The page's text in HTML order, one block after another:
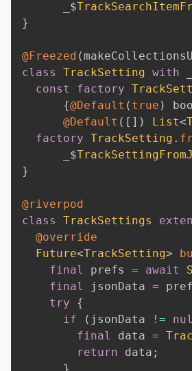
      _$
}
@Freezed (
class
TrackSetting with
const
factory
{@Default ( true )
@Default ( [ ] ) List<
factory TrackSetting .
      _$
}
@riverpod
class
TrackSettings
@override
Future<TrackSetting>
final
prefs = await
final
jsonData =
try
{
if
( jsonData !=
final
data =
return data ;